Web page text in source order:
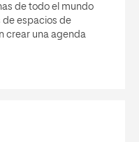
de todo el mundo
de espacios de
crear una agenda